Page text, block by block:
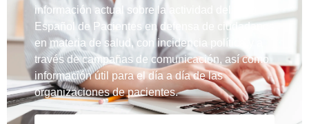
información actual sobre la actividad del Foro
Español de Pacientes en defensa de ciudadanos
en materia de salud, con incidencia política y a
través de campañas de comunicación, así como
información útil para el día a día de las
organizaciones de pacientes.